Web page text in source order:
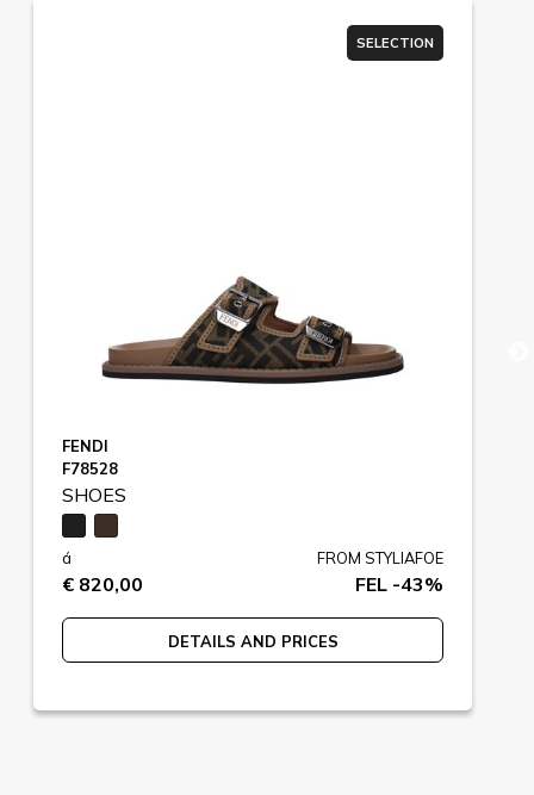
SELECTION
FENDI
F78528
SHOES
á
€ 820,00
FROM STYLIAFOE
FEL -43%
DETAILS AND PRICES